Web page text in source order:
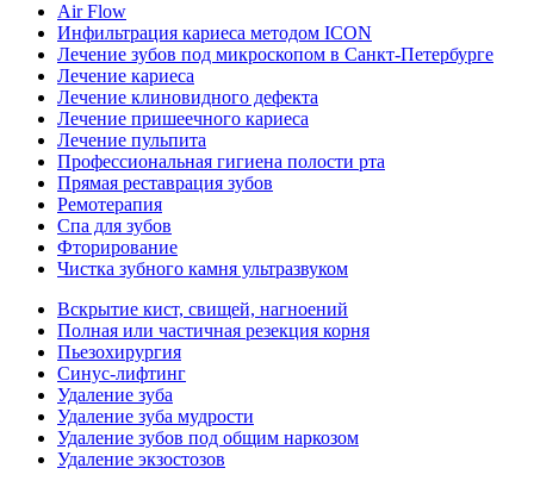
Air Flow
Инфильтрация кариеса методом ICON
Лечение зубов под микроскопом в Санкт-Петербурге
Лечение кариеса
Лечение клиновидного дефекта
Лечение пришеечного кариеса
Лечение пульпита
Профессиональная гигиена полости рта
Прямая реставрация зубов
Ремотерапия
Спа для зубов
Фторирование
Чистка зубного камня ультразвуком
Вскрытие кист, свищей, нагноений
Полная или частичная резекция корня
Пьезохирургия
Синус-лифтинг
Удаление зуба
Удаление зуба мудрости
Удаление зубов под общим наркозом
Удаление экзостозов